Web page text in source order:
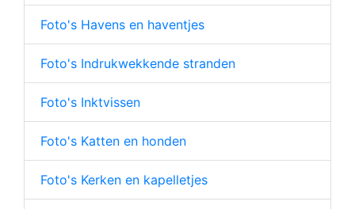
Foto's Havens en haventjes
Foto's Indrukwekkende stranden
Foto's Inktvissen
Foto's Katten en honden
Foto's Kerken en kapelletjes